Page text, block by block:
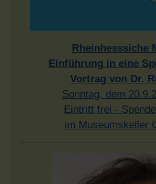
Rheinhesssiche
Einführung in eine
Vortrag von Dr.
Sonntag, dem
Eintritt frei -
im Museumskeller